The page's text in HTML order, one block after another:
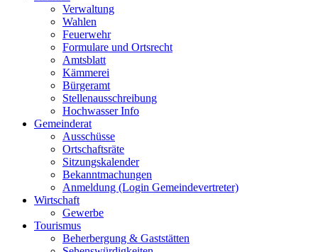
Verwaltung
Wahlen
Feuerwehr
Formulare und Ortsrecht
Amtsblatt
Kämmerei
Bürgeramt
Stellenausschreibung
Hochwasser Info
Gemeinderat
Ausschüsse
Ortschaftsräte
Sitzungskalender
Bekanntmachungen
Anmeldung (Login Gemeindevertreter)
Wirtschaft
Gewerbe
Tourismus
Beherbergung & Gaststätten